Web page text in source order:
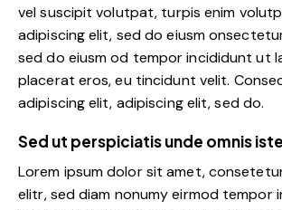
vel suscipit volutpat, turpis enim
adipiscing elit, sed do eiusm
sed do eiusm od tempor incididunt ut
placerat eros, eu tincidunt velit.
adipiscing elit, adipiscing elit, sed do.
Sed ut perspiciatis unde omnis
Lorem ipsum dolor sit amet,
elitr, sed diam nonumy eirmod tempor